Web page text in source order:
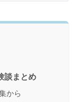
談まとめ
から